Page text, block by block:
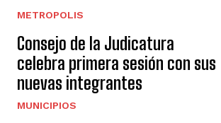
METROPOLIS
Consejo de la Judicatura
celebra primera sesión con sus
nuevas integrantes
MUNICIPIOS